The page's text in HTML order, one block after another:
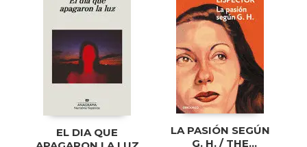
EL DIA QUE
LA PASIÓN SEGÚN
G. H. / THE